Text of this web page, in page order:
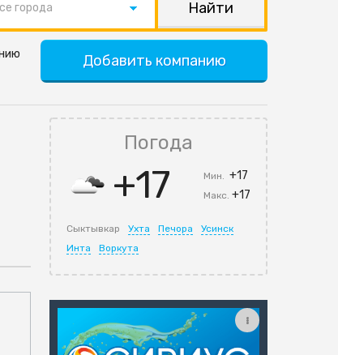
города
Добавить компанию
Погода
+17 Мин.+17
Макс.+17
Сыктывкар Ухта Печора
Усинск
Инта
Воркута